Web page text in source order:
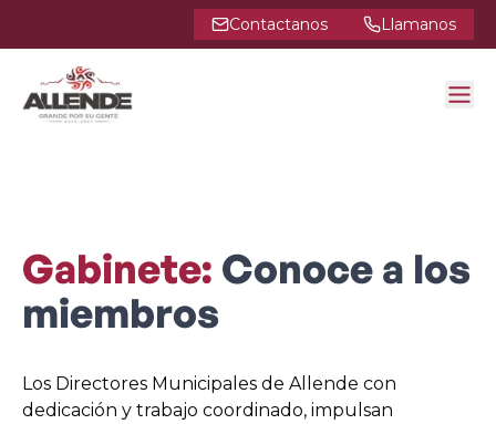
Contactanos Llamanos
Gabinete: Conoce a los
miembros
Los Directores Municipales de Allende con
dedicación y trabajo coordinado, impulsan